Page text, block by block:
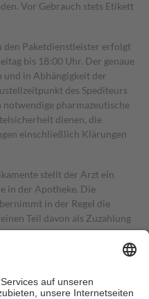
Vor Gebrauch stets Etikett
den Paketdienstleister erfolgt
bis 18:00 Uhr. Der genaue
und in Abhängigkeit der
des Spediteurs
pharmazeutische
dienen, die
einschließlich Klärungen
stellt der Arzt ein
in der Apotheke. Die
in der Regel die
Teil davon als Zuzahlung
in Höhe von zehn
nie mehr als die tatsächlichen